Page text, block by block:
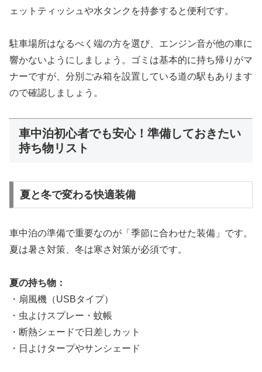
ェットティッシュや水タンクを持参すると便利です。
駐車場所はなるべく端の方を選び、エンジン音が他の車に
響かないようにしましょう。ゴミは基本的に持ち帰りがマ
ナーですが、分別ごみ箱を設置している道の駅もあります
ので確認しましょう。
車中泊初心者でも安心！準備しておきたい
持ち物リスト
夏と冬で変わる快適装備
車中泊の準備で重要なのが「季節に合わせた装備」です。
夏は暑さ対策、冬は寒さ対策が必須です。
夏の持ち物：
・扇風機（USBタイプ）
・虫よけスプレー・蚊帳
・断熱シェードで日差しカット
・日よけタープやサンシェード